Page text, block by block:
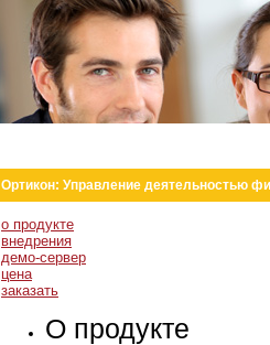
Ортикон: Управление деятельностью
о продукте
внедрения
демо-сервер
цена
заказать
О продукте